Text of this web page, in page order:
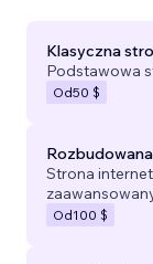
Klasyczna
Podstawowa
Od50 $
Strona
Od100 $